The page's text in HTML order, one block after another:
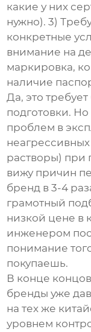
какие у них
нужно). 3)
конкретные
внимание на
маркировка,
наличие
Да, это
подготовки. Но
проблем в
растворы) при
вижу причин
бренд в 3-4
грамотный
низкой цене в
инженером
понимание
покупаешь.
В конце
бренды уже
на тех же
уровнем